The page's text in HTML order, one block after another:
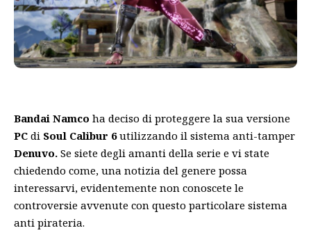
Bandai Namco ha deciso di proteggere la sua versione
PC di Soul Calibur 6utilizzando il sistema anti-tamper
Denuvo. Se siete degli amanti della serie e vi state
chiedendo come, una notizia del genere possa
interessarvi, evidentemente non conoscete le
controversie avvenute con questo particolare sistema
anti pirateria.